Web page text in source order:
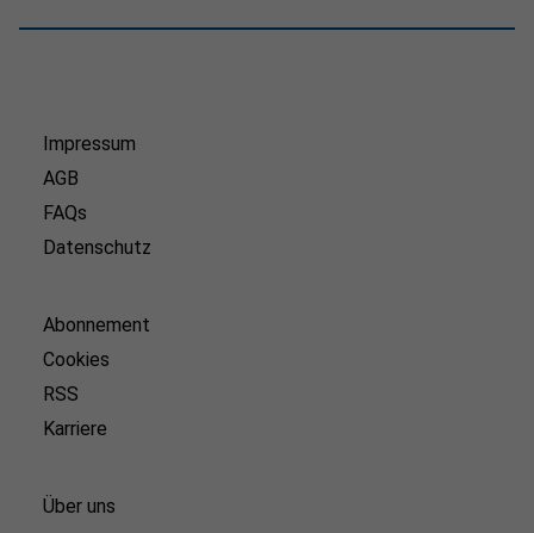
Impressum
AGB
FAQs
Datenschutz
Abonnement
Cookies
RSS
Karriere
Über uns